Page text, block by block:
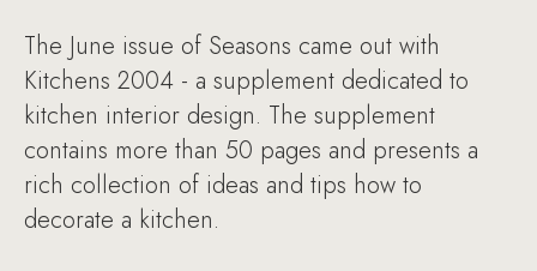
The June issue of Seasons came out with
Kitchens 2004 - a supplement dedicated to
kitchen interior design. The supplement
contains more than 50 pages and presents a
rich collection of ideas and tips how to
decorate a kitchen.